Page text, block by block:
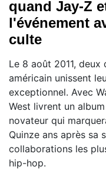
quand Jay-Z
l'événement
culte
Le 8 août 2011,
américain unissent
exceptionnel. Avec
West livrent un
novateur qui
Quinze ans après sa
collaborations les
hip-hop.